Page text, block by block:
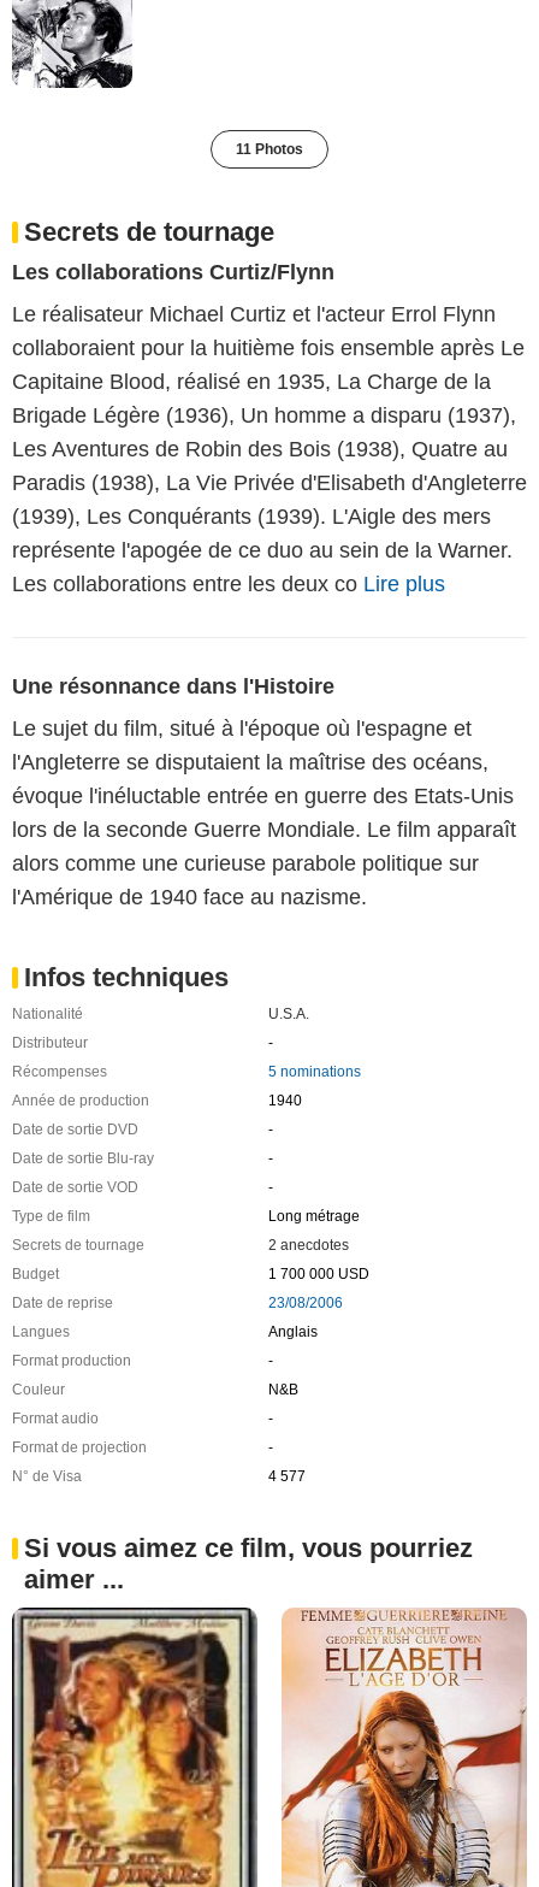
11 Photos
Secrets de tournage
Les collaborations Curtiz/Flynn
Le réalisateur Michael Curtiz et l'acteur Errol Flynn
collaboraient pour la huitième fois ensemble après Le
Capitaine Blood, réalisé en 1935, La Charge de la
Brigade Légère (1936), Un homme a disparu (1937),
Les Aventures de Robin des Bois (1938), Quatre au
Paradis (1938), La Vie Privée d'Elisabeth d'Angleterre
(1939), Les Conquérants (1939). L'Aigle des mers
représente l'apogée de ce duo au sein de la Warner.
Les collaborations entre les deux co Lire plus
Une résonnance dans l'Histoire
Le sujet du film, situé à l'époque où l'espagne et
l'Angleterre se disputaient la maîtrise des océans,
évoque l'inéluctable entrée en guerre des Etats-Unis
lors de la seconde Guerre Mondiale. Le film apparaît
alors comme une curieuse parabole politique sur
l'Amérique de 1940 face au nazisme.
Infos techniques
Nationalité
U.S.A.
Distributeur
-
Récompenses
5 nominations
Année de production
1940
Date de sortie DVD
-
Date de sortie Blu-ray
-
Date de sortie VOD
-
Type de film
Long métrage
Secrets de tournage
2 anecdotes
Budget
1 700 000 USD
Date de reprise
23/08/2006
Langues
Anglais
Format production
-
Couleur
N&B
Format audio
-
Format de projection
-
N° de Visa
4 577
Si vous aimez ce film, vous pourriez
aimer ...